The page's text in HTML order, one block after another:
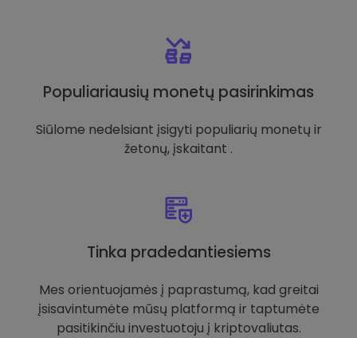
Populiariausių monetų pasirinkimas
Siūlome nedelsiant įsigyti populiarių monetų ir
žetonų, įskaitant .
Tinka pradedantiesiems
Mes orientuojamės į paprastumą, kad greitai
įsisavintumėte mūsų platformą ir taptumėte
pasitikinčiu investuotoju į kriptovaliutas.